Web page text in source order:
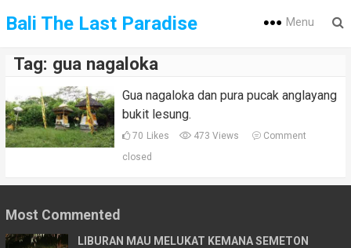
Bali The Last Paradise Menu
Tag: gua nagaloka
Gua nagaloka dan pura pucak anglayang
bukit lesung.
70 Likes 473 Views
Comment
closed
Most Commented
LIBURAN MAU MELUKAT KEMANA SEMETON